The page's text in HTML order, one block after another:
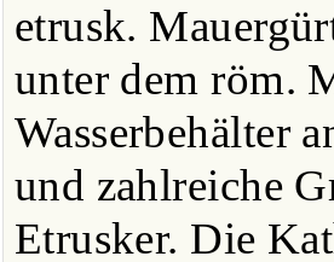
etrusk.
unter dem röm.
Wasserbehälter
und zahlreiche
Etrusker. Die